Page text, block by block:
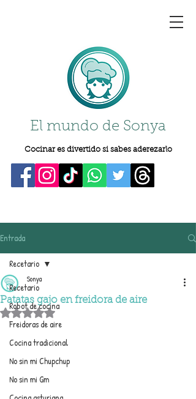
El mundo de Sonya
Cocinar es divertido si sabes aderezarlo
Entrada
Recetario
Robot de cocina
Freidoras de aire
Cocina tradicional
No sin mi Chupchup
No sin mi Gm
Recetario
Patatas gajo en freidora de aire
Sonya
Obtuvo NaN de 5 estrellas.